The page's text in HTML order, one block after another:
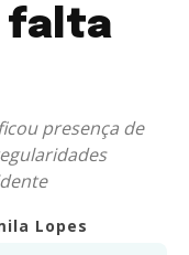
falta
presença de
Lopes